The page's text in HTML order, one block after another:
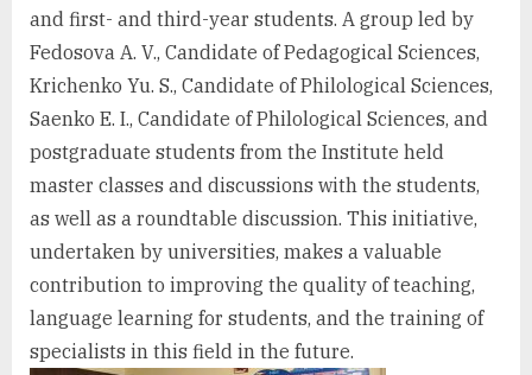
and first- and third-year students. A group led by
Fedosova A. V., Candidate of Pedagogical Sciences,
Krichenko Yu. S., Candidate of Philological Sciences,
Saenko E. I., Candidate of Philological Sciences, and
postgraduate students from the Institute held
master classes and discussions with the students,
as well as a roundtable discussion. This initiative,
undertaken by universities, makes a valuable
contribution to improving the quality of teaching,
language learning for students, and the training of
specialists in this field in the future.